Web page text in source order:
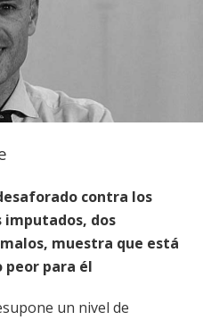
contra los
imputados, dos
muestra que está
peor para él
un nivel de